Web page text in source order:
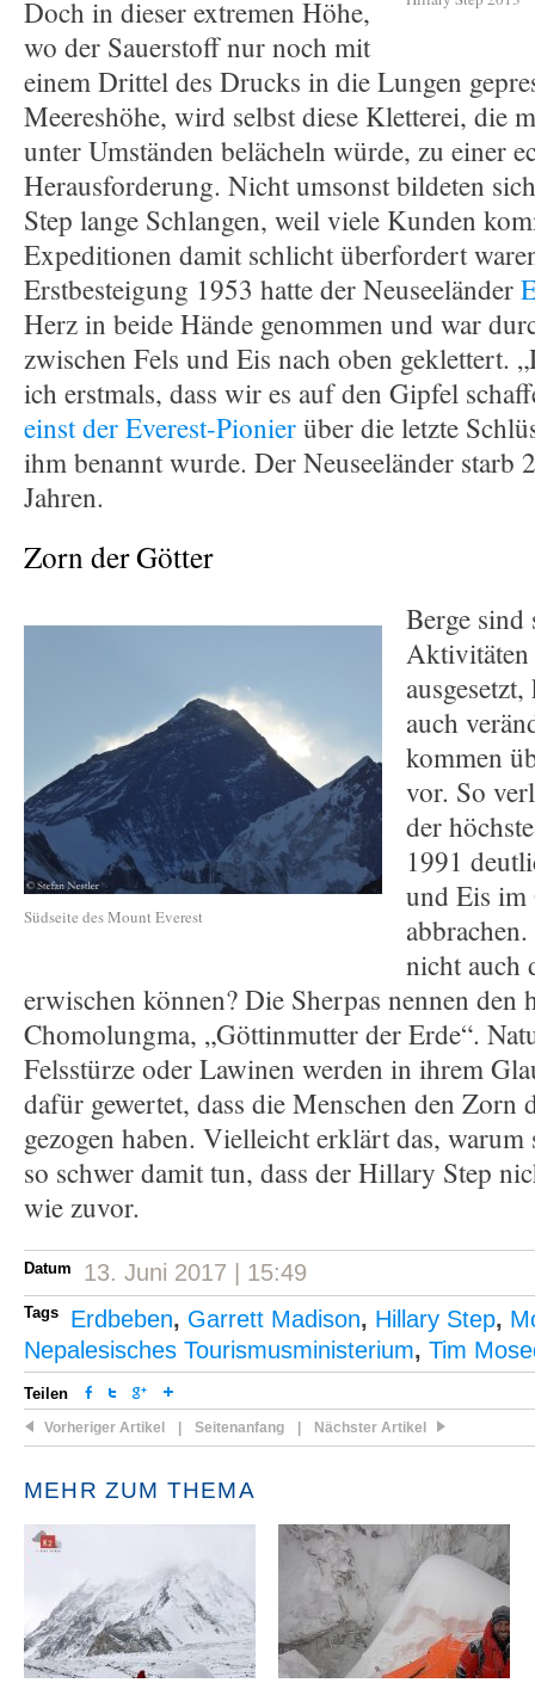
Doch in dieser extremen Höhe,
wo der Sauerstoff nur noch mit
einem Drittel des Drucks in die Lungen
Meereshöhe, wird selbst diese Kletterei, die
unter Umständen belächeln würde, zu einer
Herausforderung. Nicht umsonst bildeten
Step lange Schlangen, weil viele Kunden
Expeditionen damit schlicht überfordert
Erstbesteigung 1953 hatte der Neuseeländer
Herz in beide Hände genommen und war
zwischen Fels und Eis nach oben geklettert.
ich erstmals, dass wir es auf den Gipfel
einst der Everest-Pionierüber die letzte
ihm benannt wurde. Der Neuseeländer
Jahren.
Zorn der Götter
Südseite des Mount Everest
Berge sind
auch
kommen
vor. So
der
1991
und Eis
nicht auch
erwischen können? Die Sherpas nennen den
Chomolungma, „Göttinmutter der Erde“.
Felsstürze oder Lawinen werden in ihrem
dafür gewertet, dass die Menschen den Zorn
gezogen haben. Vielleicht erklärt das,
so schwer damit tun, dass der Hillary Step
wie zuvor.
Datum 13. Juni 2017 | 15:49
Tags Erdbeben, Garrett Madison, Hillary Step,
Nepalesisches Tourismusministerium, Tim
Teilen
Vorheriger Artikel Seitenanfang Nächster Artikel
MEHR ZUM THEMA